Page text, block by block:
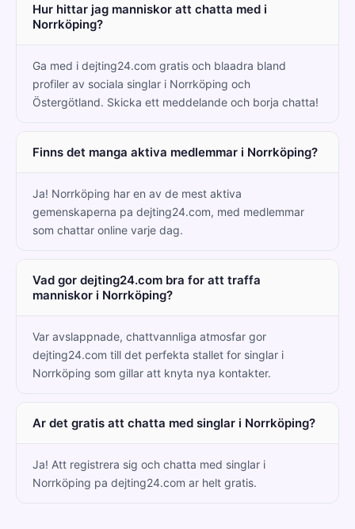
Hur hittar jag manniskor att chatta med i
Norrköping?
Ga med i dejting24.com gratis och blaadra bland
profiler av sociala singlar i Norrköping och
Östergötland. Skicka ett meddelande och borja chatta!
Finns det manga aktiva medlemmar i Norrköping?
Ja! Norrköping har en av de mest aktiva
gemenskaperna pa dejting24.com, med medlemmar
som chattar online varje dag.
Vad gor dejting24.com bra for att traffa
manniskor i Norrköping?
Var avslappnade, chattvannliga atmosfar gor
dejting24.com till det perfekta stallet for singlar i
Norrköping som gillar att knyta nya kontakter.
Ar det gratis att chatta med singlar i Norrköping?
Ja! Att registrera sig och chatta med singlar i
Norrköping pa dejting24.com ar helt gratis.